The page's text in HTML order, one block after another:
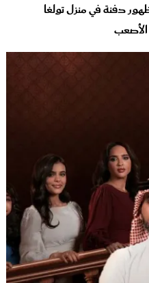
محتمل الحلقة 8.. ظهور دفنة في منزل تولغا
الأصعب